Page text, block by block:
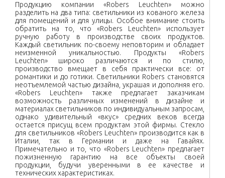
Продукцию компании «Robers Leuchten» можно
разделить на два типа: светильники из кованого железа
для помещений и для улицы. Особое внимание стоить
обратить на то, что «Robers Leuchten» использует
ручную работу в производстве своих продуктов.
Каждый светильник по-своему неповторим и обладает
неизменной уникальностью. Продукты «Robers
Leuchten» широко различаются и по стилю,
производство вмещает в себя практически все: от
романтики и до готики. Светильники Robers становятся
неотъемлемой частью дизайна, украшая и дополняя его.
«Robers Leuchten» также предлагает заказчикам
возможность различных изменений в дизайне и
материалах светильников по индивидуальным запросам,
однако удивительный «вкус» средних веков всегда
остается присущ всем продуктам этой фирмы. Стекло
для светильников «Robers Leuchten» производится как в
Италии, так в Германии и даже на Гавайях.
Примечательно и то, что «Robers Leuchten» предлагает
пожизненную гарантию на все объекты своей
продукции, будучи уверенными в ее качестве и
технических характеристиках.